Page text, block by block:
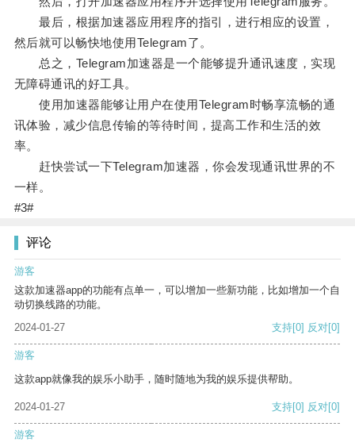
最后，根据加速器应用程序的指引，进行相应的设置，
然后就可以畅快地使用Telegram了。
总之，Telegram加速器是一个能够提升通讯速度，实现
无障碍通讯的好工具。
使用加速器能够让用户在使用Telegram时畅享流畅的通
讯体验，减少信息传输的等待时间，提高工作和生活的效
率。
赶快尝试一下Telegram加速器，你会发现通讯世界的不
一样。
#3#
评论
游客
这款加速器app的功能有点单一，可以增加一些新功能，比如增加一个自
动切换线路的功能。
2024-01-27
支持[0] 反对[0]
游客
这款app就像我的娱乐小助手，随时随地为我的娱乐提供帮助。
2024-01-27 支持[0] 反对[0]
游客